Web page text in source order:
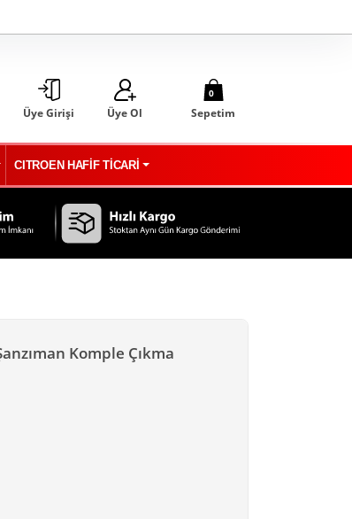
Üye Girişi Üye Ol
0
Sepetim
CITROEN HAFİF TİCARİ
Komple Çıkma